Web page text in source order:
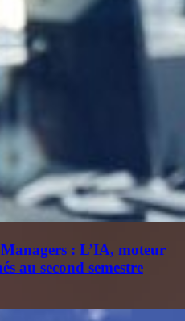
: L’IA, moteur
au second semestre